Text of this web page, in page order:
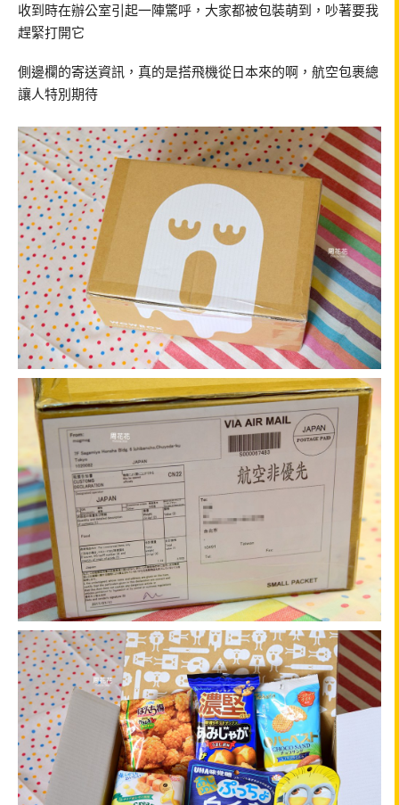
收到時在辦公室引起一陣驚呼，大家都被包裝萌到，吵著要我
趕緊打開它
側邊欄的寄送資訊，真的是搭飛機從日本來的啊，航空包裹總
讓人特別期待